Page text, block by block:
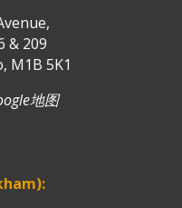
& 209
M1B 5K1
地图